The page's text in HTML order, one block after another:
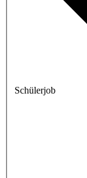
Schülerjob